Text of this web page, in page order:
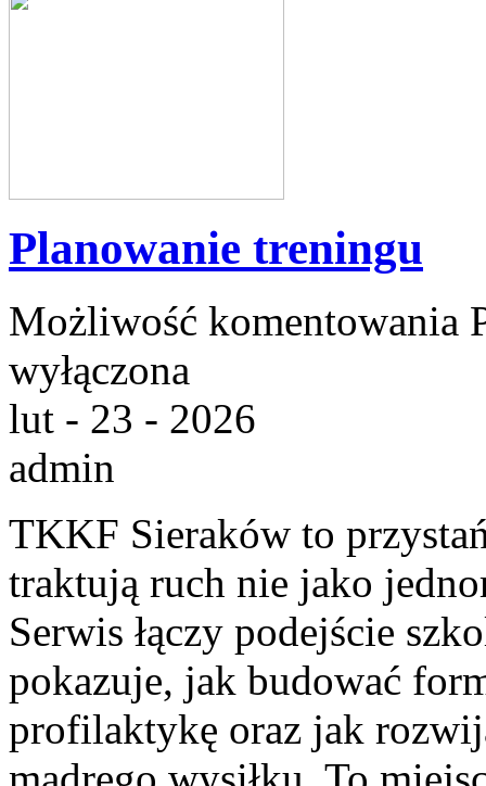
Planowanie treningu
Możliwość komentowania
wyłączona
lut - 23 - 2026
admin
TKKF Sieraków to
traktują ruch nie jako
Serwis łączy podejście
pokazuje, jak budować
profilaktykę oraz jak